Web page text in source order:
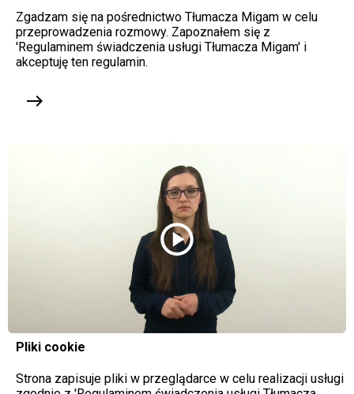
Zgadzam się na pośrednictwo Tłumacza Migam w celu
przeprowadzenia rozmowy. Zapoznałem się z
'Regulaminem świadczenia usługi Tłumacza Migam' i
akceptuję ten regulamin.
east
play_circle
Pliki cookie
Strona zapisuje pliki w przeglądarce w celu realizacji usługi